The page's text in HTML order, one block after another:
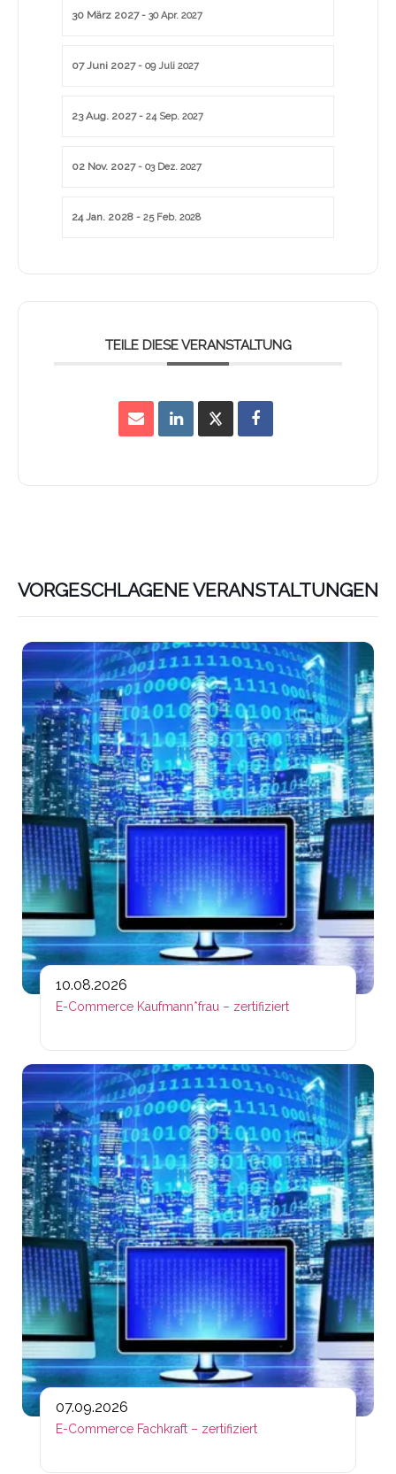
30 März 2027- 30 Apr. 2027
07 Juni 2027- 09 Juli 2027
23 Aug. 2027- 24 Sep. 2027
02 Nov. 2027- 03 Dez. 2027
24 Jan. 2028 - 25 Feb. 2028
TEILE DIESE VERANSTALTUNG
VORGESCHLAGENE VERANSTALTUNGEN
10.08.2026
E-Commerce Kaufmann*frau – zertifiziert
07.09.2026
E-Commerce Fachkraft – zertifiziert